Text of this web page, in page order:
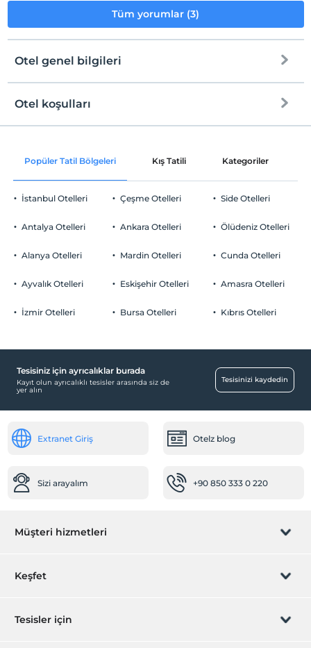
Tüm yorumlar (3)
Otel genel bilgileri
Ücretsiz Özel Otopark
Otopark (Tesis bünyesinde)
24 saat açık resepsiyon
Odaya yemek servisi
Ara kapılı odalar
Ortak Alanlar
Diğer
Otel koşulları
Check/in
Check/out
En geç saat 12:00 ve öncesi
Evcil Hayvan
2 yaşına kadar olan bebekler ücretsizdir.
Popüler Tatil Bölgeleri Kış Tatili Kategoriler
İstanbul Otelleri
Antalya Otelleri
Alanya Otelleri
Ayvalık Otelleri
İzmir Otelleri
Çeşme Otelleri
Ankara Otelleri
Mardin Otelleri
Eskişehir Otelleri
Bursa Otelleri
Side Otelleri
Ölüdeniz Otelleri
Cunda Otelleri
Amasra Otelleri
Kıbrıs Otelleri
Tesisiniz için ayrıcalıklar burada
Kayıt olun ayrıcalıklı tesisler arasında siz de
yer alın
Tesisinizi kaydedin
Extranet Giriş Otelz blog
Sizi arayalım +90 850 333 0 220
Müşteri hizmetleri
Rezervasyon yönet
Keşfet
Hediye Kart
Tesisler için